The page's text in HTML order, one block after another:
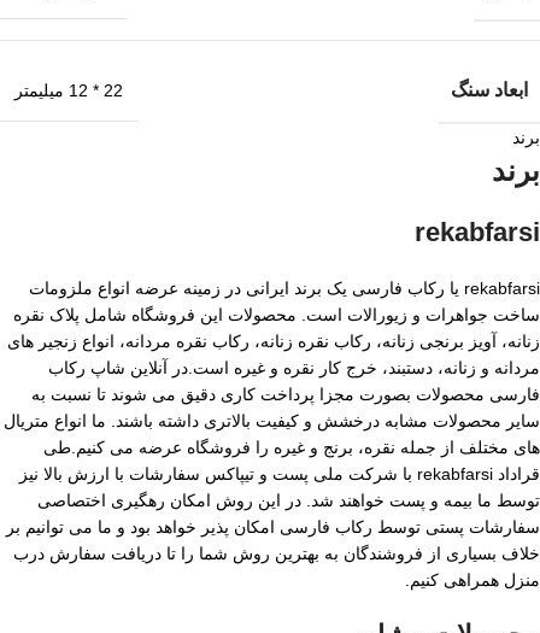
ابعاد سنگ 22 * 12 میلیمتر
برند
برند
rekabfarsi
rekabfarsi یا رکاب فارسی یک برند ایرانی در زمینه عرضه انواع ملزومات
ساخت جواهرات و زیورالات است. محصولات این فروشگاه شامل پلاک نقره
زنانه، آویز برنجی زنانه، رکاب نقره زنانه، رکاب نقره مردانه، انواع زنجیر های
مردانه و زنانه، دستبند، خرج کار نقره و غیره است.در آنلاین شاپ رکاب
فارسی محصولات بصورت مجزا پرداخت کاری دقیق می شوند تا نسبت به
سایر محصولات مشابه درخشش و کیفیت بالاتری داشته باشند. ما انواع متریال
های مختلف از جمله نقره، برنج و غیره را فروشگاه عرضه می کنیم.طی
قراداد rekabfarsi با شرکت ملی پست و تیپاکس سفارشات با ارزش بالا نیز
توسط ما بیمه و پست خواهند شد. در این روش امکان رهگیری اختصاصی
سفارشات پستی توسط رکاب فارسی امکان پذیر خواهد بود و ما می توانیم بر
خلاف بسیاری از فروشندگان به بهترین روش شما را تا دریافت سفارش درب
منزل همراهی کنیم.